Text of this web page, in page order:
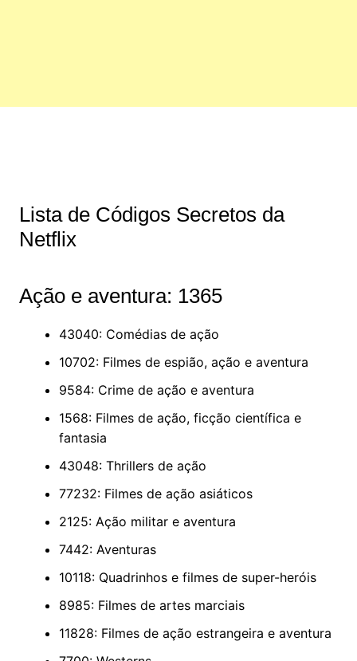
Lista de Códigos Secretos da
Netflix
Ação e aventura: 1365
43040: Comédias de ação
10702: Filmes de espião, ação e aventura
9584: Crime de ação e aventura
1568: Filmes de ação, ficção científica e
fantasia
43048: Thrillers de ação
77232: Filmes de ação asiáticos
2125: Ação militar e aventura
7442: Aventuras
10118: Quadrinhos e filmes de super-heróis
8985: Filmes de artes marciais
11828: Filmes de ação estrangeira e aventura